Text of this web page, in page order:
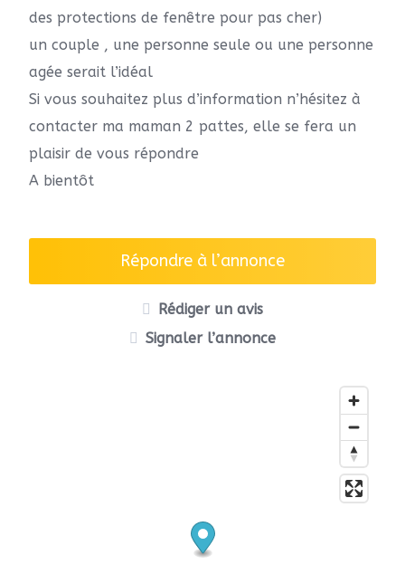
des protections de fenêtre pour pas cher)
un couple , une personne seule ou une personne
agée serait l’idéal
Si vous souhaitez plus d’information n’hésitez à
contacter ma maman 2 pattes, elle se fera un
plaisir de vous répondre
A bientôt
Répondre à l’annonce
Rédiger un avis
Signaler l’annonce